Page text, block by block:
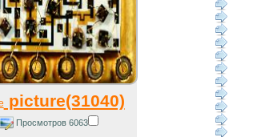
picture(31040)
Просмотров 6063